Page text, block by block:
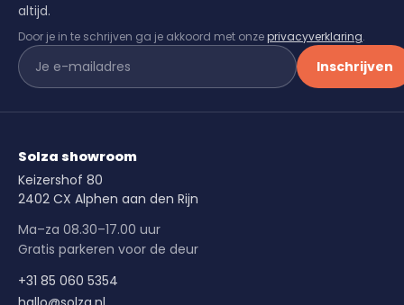
altijd.
Door je in te schrijven ga je akkoord met onzeprivacyverklaring.
Inschrijven
Solza showroom
Keizershof 80
2402 CX Alphen aan den Rijn
Ma–za 08.30–17.00 uur
Gratis parkeren voor de deur
+31 85 060 5354